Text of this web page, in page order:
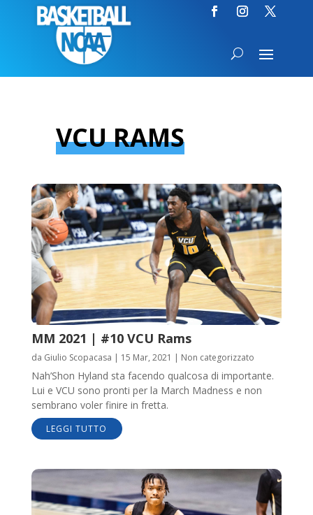
VCU RAMS
MM 2021 | #10 VCU Rams
da Giulio Scopacasa | 15 Mar, 2021 | Non categorizzato
Nah’Shon Hyland sta facendo qualcosa di importante.
Lui e VCU sono pronti per la March Madness e non
sembrano voler finire in fretta.
LEGGI TUTTO